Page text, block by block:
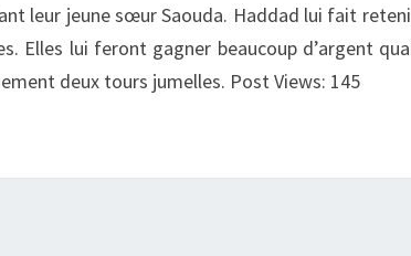
:
« LE
BLACK
leur jeune sœur Saouda. Haddad lui fait
Elles lui feront gagner beaucoup d’argent
deux tours jumelles. Post Views: 145